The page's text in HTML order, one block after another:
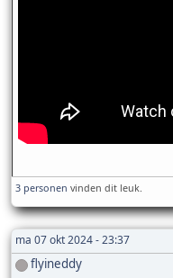
3 personen vinden dit leuk.
ma 07 okt 2024 - 23:37
flyineddy